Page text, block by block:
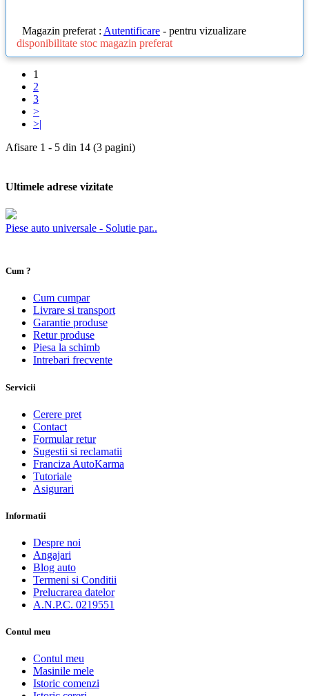
Magazin preferat : Autentificare - pentru vizualizare
disponibilitate stoc magazin preferat
1
2
3
>
>|
Afisare 1 - 5 din 14 (3 pagini)
Ultimele adrese vizitate
Piese auto universale - Solutie par..
Cum ?
Cum cumpar
Livrare si transport
Garantie produse
Retur produse
Piesa la schimb
Intrebari frecvente
Servicii
Cerere pret
Contact
Formular retur
Sugestii si reclamatii
Franciza AutoKarma
Tutoriale
Asigurari
Informatii
Despre noi
Angajari
Blog auto
Termeni si Conditii
Prelucrarea datelor
A.N.P.C. 0219551
Contul meu
Contul meu
Masinile mele
Istoric comenzi